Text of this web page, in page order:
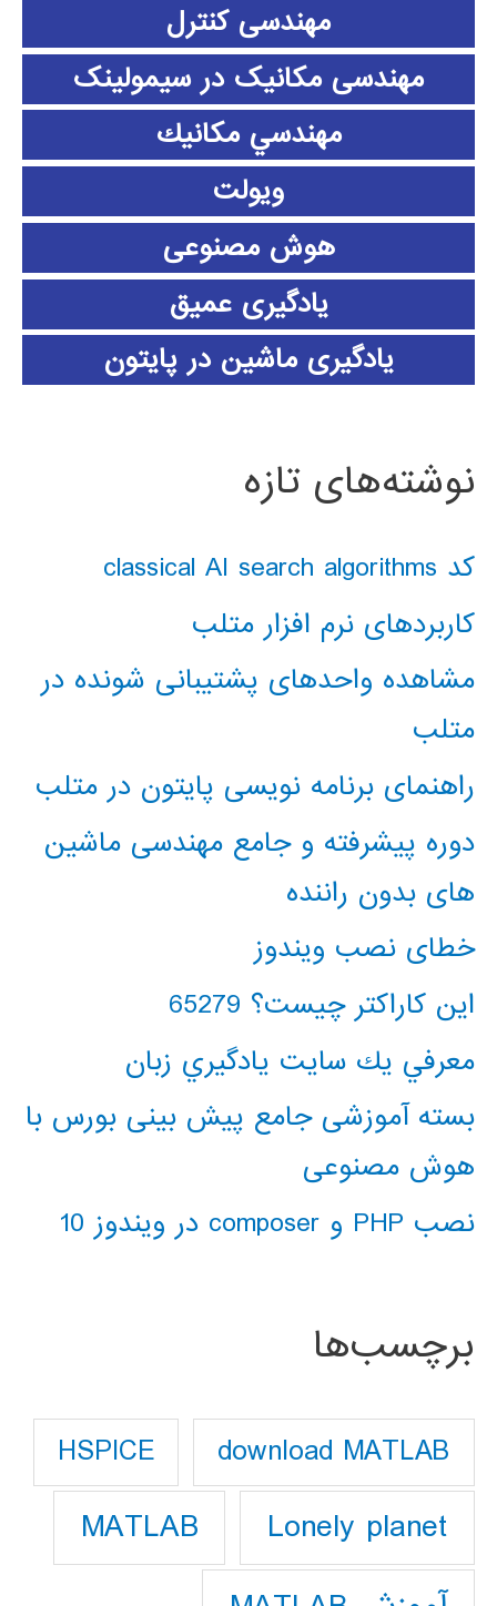
مهندسی کنترل
مهندسی مکانیک در سیمولینک
مهندسي مكانيك
ویولت
هوش مصنوعی
یادگیری عمیق
یادگیری ماشین در پایتون
نوشته‌های تازه
کد classical AI search algorithms
کاربردهای نرم افزار متلب
مشاهده واحدهای پشتیبانی شونده در
متلب
راهنمای برنامه نویسی پایتون در متلب
دوره پیشرفته و جامع مهندسی ماشین
های بدون راننده
خطای نصب ویندوز
این کاراکتر چیست؟ 65279
معرفي يك سايت يادگيري زبان
بسته آموزشی جامع پیش بینی بورس با
هوش مصنوعی
نصب PHP و composer در ویندوز 10
برچسب‌ها
download MATLAB
HSPICE
Lonely planet
MATLAB